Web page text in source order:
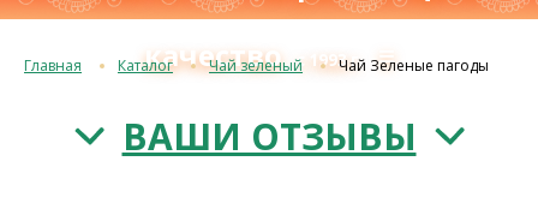
качествос 1993 г.≡
Главная Каталог Чай зеленый Чай Зеленые пагоды
ВАШИ ОТЗЫВЫ